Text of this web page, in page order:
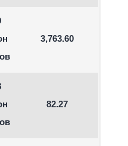
3,763.60
82.27